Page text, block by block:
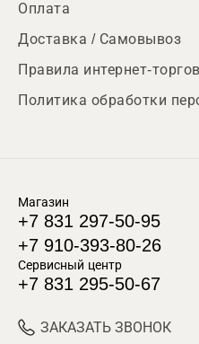
Оплата
Доставка / Самовывоз
Правила интернет-
Политика обработки
Магазин
+7 831 297-50-95
+7 910-393-80-26
Сервисный центр
+7 831 295-50-67
ЗАКАЗАТЬ ЗВОНОК